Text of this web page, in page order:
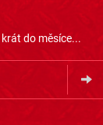
do měsíce...